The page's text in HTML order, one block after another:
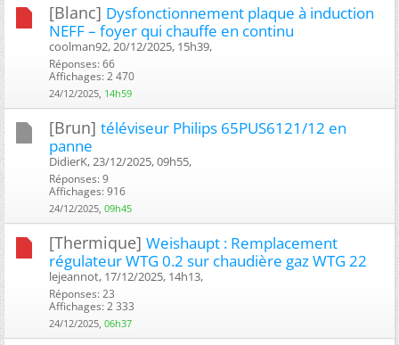
[Blanc] Dysfonctionnement plaque à induction
NEFF – foyer qui chauffe en continu
coolman92, 20/12/2025, 15h39, ‎
Réponses: 66
Affichages: 2 470
24/12/2025, 14h59
[Brun] téléviseur Philips 65PUS6121/12 en
panne
DidierK, 23/12/2025, 09h55, ‎
Réponses: 9
Affichages: 916
24/12/2025, 09h45
[Thermique] Weishaupt : Remplacement
régulateur WTG 0.2 sur chaudière gaz WTG 22
lejeannot, 17/12/2025, 14h13, ‎
Réponses: 23
Affichages: 2 333
24/12/2025, 06h37